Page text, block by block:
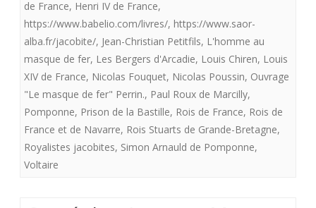
soleil.
de France, Henri IV de France,
https://www.babelio.com/livres/, https://www.saor-
alba.fr/jacobite/, Jean-Christian Petitfils, L'homme au
masque de fer, Les Bergers d'Arcadie, Louis Chiren, Louis
XIV de France, Nicolas Fouquet, Nicolas Poussin, Ouvrage
"Le masque de fer" Perrin., Paul Roux de Marcilly,
Pomponne, Prison de la Bastille, Rois de France, Rois de
France et de Navarre, Rois Stuarts de Grande-Bretagne,
Royalistes jacobites, Simon Arnauld de Pomponne,
Voltaire